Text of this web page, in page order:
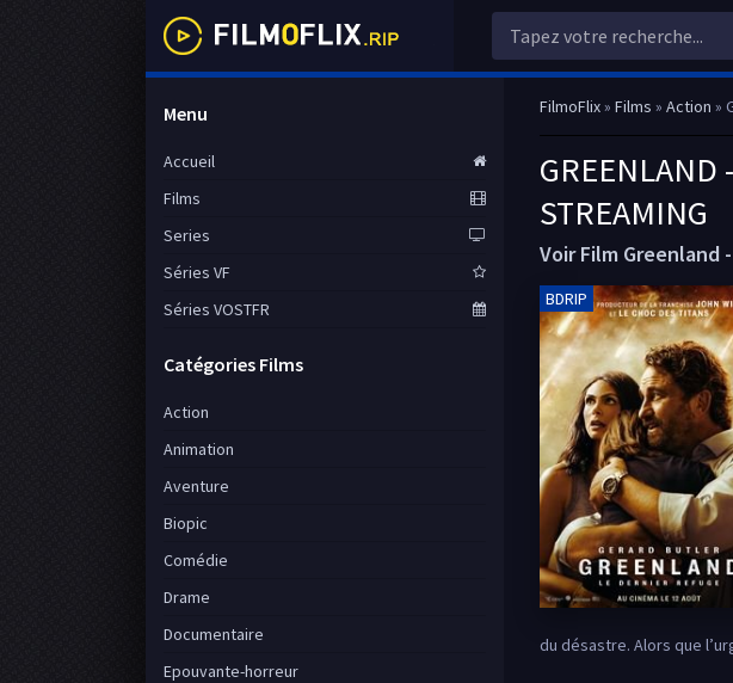
FilmoFlix» Films » Action »
GREENLAND
STREAMING
Voir Film
BDRIP
du désastre. Alors que
Menu
Accueil
Films
Series
Séries VF
Séries VOSTFR
Catégories Films
Action
Animation
Aventure
Biopic
Comédie
Drame
Documentaire
Epouvante-horreur